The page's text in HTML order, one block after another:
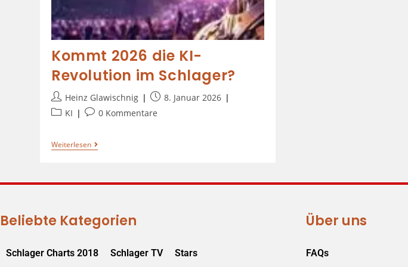
Kommt 2026 die KI-
Revolution im Schlager?
Heinz Glawischnig
8. Januar 2026
KI
0 Kommentare
Weiterlesen
Beliebte Kategorien
Schlager Charts 2018 Schlager TV Stars
Über uns
FAQs